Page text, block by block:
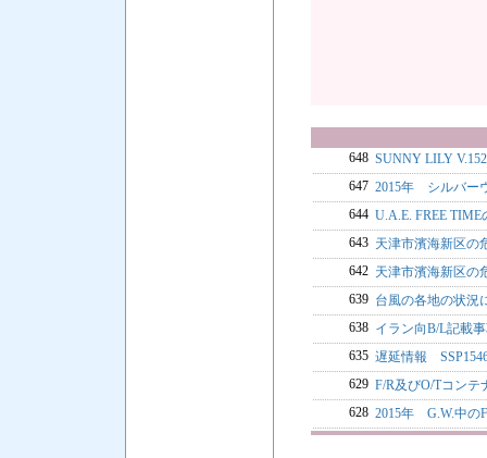
648 SUNNY LILY
647 2015年 シルバー
644 U.A.E. FREE
643 天津市濱海新区の
642 天津市濱海新区の
639 台風の各地の状況
638 イラン向B/L記載
635 遅延情報
629 F/R及びO/Tコンテ
628 2015年 G.W.中の